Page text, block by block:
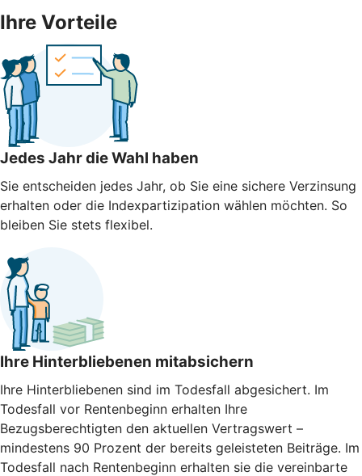
Ihre Vorteile
Jedes Jahr die Wahl haben
Sie entscheiden jedes Jahr, ob Sie eine sichere Verzinsung
erhalten oder die Indexpartizipation wählen möchten. So
bleiben Sie stets flexibel.
Ihre Hinterbliebenen mitabsichern
Ihre Hinterbliebenen sind im Todesfall abgesichert. Im
Todesfall vor Rentenbeginn erhalten Ihre
Bezugsberechtigten den aktuellen Vertragswert –
mindestens 90 Prozent der bereits geleisteten Beiträge. Im
Todesfall nach Rentenbeginn erhalten sie die vereinbarte